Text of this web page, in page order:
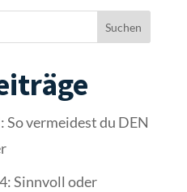
Suchen
vermeidest du DEN
Sinnvoll oder